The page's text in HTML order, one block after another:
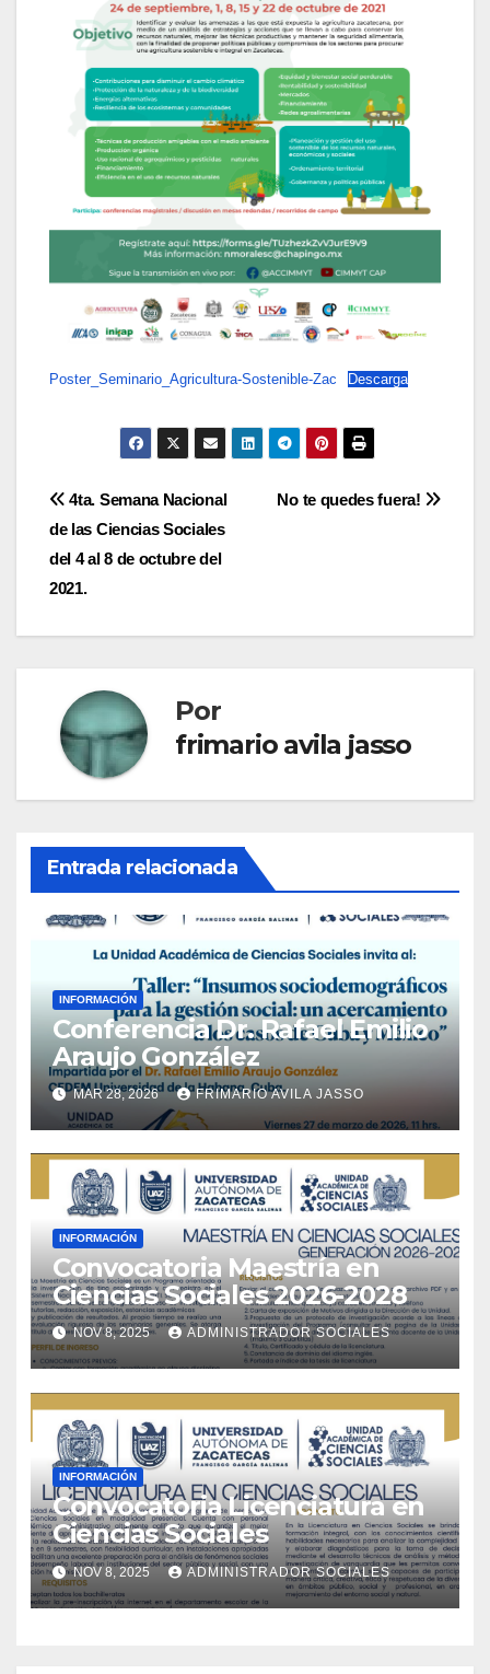
Poster_Seminario_Agricultura-Sostenible-Zac Descarga
Navegación
de
entradas
No te quedes fuera!
4ta. Semana Nacional
de las Ciencias Sociales
del 4 al 8 de octubre del
2021.
Por
frimario avila jasso
Entrada relacionada
INFORMACIÓN
Conferencia Dr. Rafael Emilio
Araujo González
MAR 28, 2026 FRIMARIO AVILA JASSO
INFORMACIÓN
Convocatoria Maestría en
Ciencias Sociales 2026-2028
NOV 8, 2025 ADMINISTRADOR SOCIALES
INFORMACIÓN
Convocatoria Licenciatura en
Ciencias Sociales
NOV 8, 2025 ADMINISTRADOR SOCIALES